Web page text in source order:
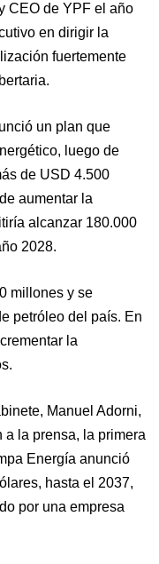
CEO de YPF el año
en dirigir la
fuertemente
un plan que
luego de
de USD 4.500
aumentar la
alcanzar 180.000
2028.
millones y se
petróleo del país. En
la
Manuel Adorni,
la prensa, la primera
Energía anunció
hasta el 2037,
por una empresa